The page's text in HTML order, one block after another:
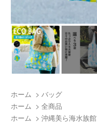
ホーム >バッグ
ホーム >全商品
ホーム >沖縄美ら海水族館